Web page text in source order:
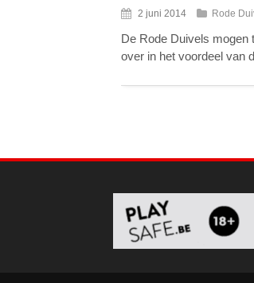
2 juni 2014 Rode
De Rode Duivels mogen
over in het voordeel van